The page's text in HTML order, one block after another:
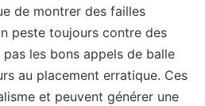
de montrer des failles
peste toujours contre des
les bons appels de balle
au placement erratique. Ces
et peuvent générer une